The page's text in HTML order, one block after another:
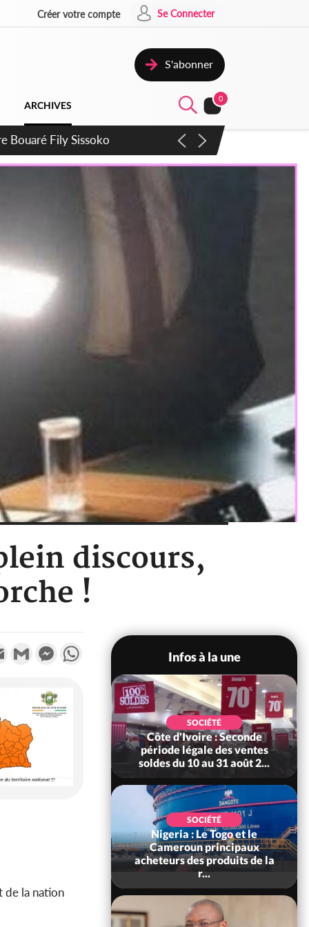
Créer votre compte Se Connecter
S'abonner
ARCHIVES
0
Dangote en juillet
discours,
!
Email Gmail MessengerWhatsApp
de la nation
Infos à la une
POLITIQUE
Le ministre de la
somme les
de déclarer
leur...
SOCIÉTÉ
Côte d'Ivoire : Seconde
période légale des ventes
soldes du 10 au 31 août 2...
SOCIÉTÉ
Nigeria : Le Togo et le
Cameroun principaux
acheteurs des produits de la
r...